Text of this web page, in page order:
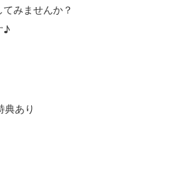
みませんか？
♪
あり